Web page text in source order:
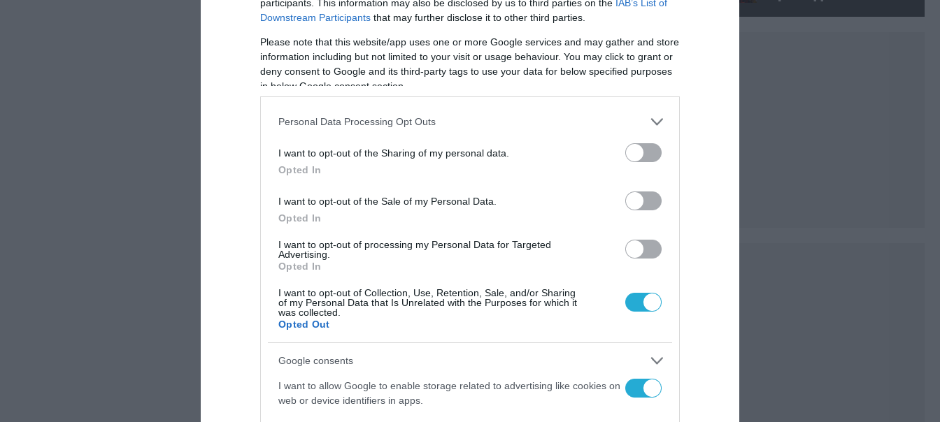
participants. This information may also be disclosed by us to third parties on the IAB’s List of
Downstream Participants that may further disclose it to other third parties.
Please note that this website/app uses one or more Google services and may gather and store
information including but not limited to your visit or usage behaviour. You may click to grant or
deny consent to Google and its third-party tags to use your data for below specified purposes
in below Google consent section.
Personal Data Processing Opt Outs
I want to opt-out of the Sharing of my personal data.
Opted In
I want to opt-out of the Sale of my Personal Data.
Opted In
I want to opt-out of processing my Personal Data for Targeted
Advertising.
Opted In
I want to opt-out of Collection, Use, Retention, Sale, and/or Sharing
of my Personal Data that Is Unrelated with the Purposes for which it
was collected.
Opted Out
Google consents
I want to allow Google to enable storage related to advertising like cookies on
web or device identifiers in apps.
νεαρό ζευγάρι